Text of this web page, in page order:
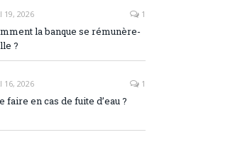
19, 2026 1
la banque se rémunère-
?
16, 2026 1
faire en cas de fuite d’eau ?